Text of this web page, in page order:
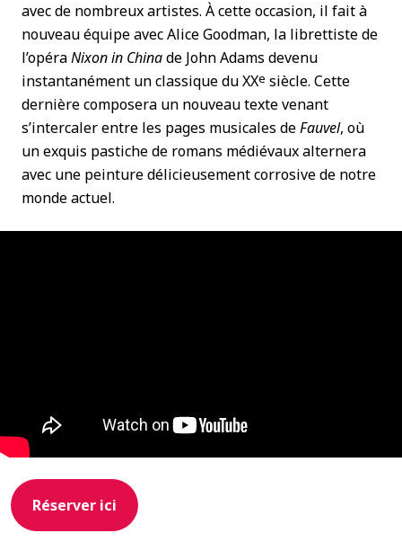
avec de nombreux artistes. À cette occasion, il fait à
nouveau équipe avec Alice Goodman, la librettiste de
l’opéraNixon in Chinade John Adams devenu
instantanément un classique du XXe siècle. Cette
dernière composera un nouveau texte venant
s’intercaler entre les pages musicales deFauvel, où
un exquis pastiche de romans médiévaux alternera
avec une peinture délicieusement corrosive de notre
monde actuel.
Réserver ici